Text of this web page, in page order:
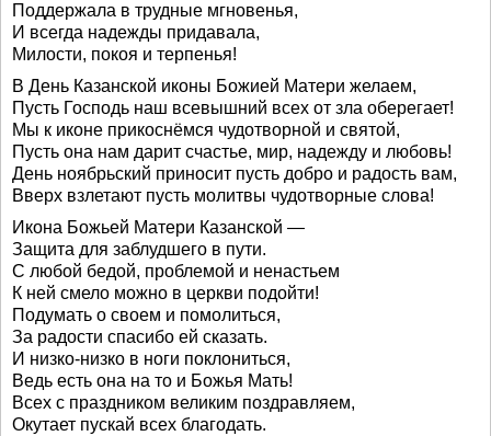
Поддержала в трудные мгновенья,
И всегда надежды придавала,
Милости, покоя и терпенья!
В День Казанской иконы Божией Матери желаем,
Пусть Господь наш всевышний всех от зла оберегает!
Мы к иконе прикоснёмся чудотворной и святой,
Пусть она нам дарит счастье, мир, надежду и любовь!
День ноябрьский приносит пусть добро и радость вам,
Вверх взлетают пусть молитвы чудотворные слова!
Икона Божьей Матери Казанской —
Защита для заблудшего в пути.
С любой бедой, проблемой и ненастьем
К ней смело можно в церкви подойти!
Подумать о своем и помолиться,
За радости спасибо ей сказать.
И низко-низко в ноги поклониться,
Ведь есть она на то и Божья Мать!
Всех с праздником великим поздравляем,
Окутает пускай всех благодать.